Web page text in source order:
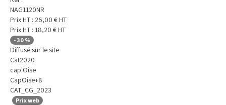
NAG1120NR
Prix HT : 26,00 € HT
Prix HT : 18,20 € HT
-30 %
Diffusé sur le site
Cat2020
cap'Oise
CapOise+8
CAT_CG_2023
Prix web